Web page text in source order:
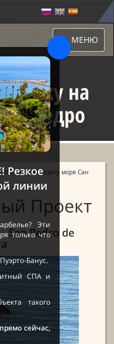
МЕНЮ
на
Педро
продажу на берегу моря Сан
Проект
San Pedro de
линии
Эти
только что
Банус.
СПА и
такого
сейчас,